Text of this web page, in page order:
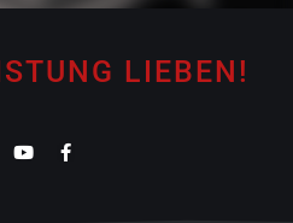
LIEBEN!